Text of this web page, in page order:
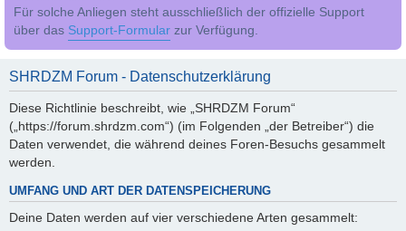
Für solche Anliegen steht ausschließlich der offizielle Support
über das Support-Formular zur Verfügung.
SHRDZM Forum - Datenschutzerklärung
Diese Richtlinie beschreibt, wie „SHRDZM Forum“
(„https://forum.shrdzm.com“) (im Folgenden „der Betreiber“) die
Daten verwendet, die während deines Foren-Besuchs gesammelt
werden.
UMFANG UND ART DER DATENSPEICHERUNG
Deine Daten werden auf vier verschiedene Arten gesammelt: